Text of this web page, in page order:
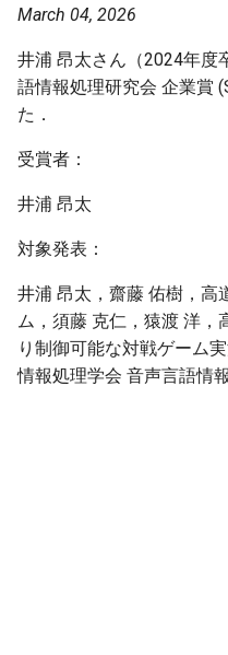
March 04, 2026
井浦 昂太さん（2024年度
語情報処理研究会 企業賞
た．
受賞者：
井浦 昂太
対象発表：
井浦 昂太，齋藤 佑樹，高
ム，須藤 克仁，猿渡 洋，
り制御可能な対戦ゲーム
情報処理学会 音声言語情